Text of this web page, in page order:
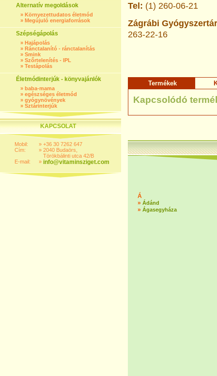
Alternatív megoldások
» Környezettudatos életmód
» Megújuló energiaforrások
Szépségápolás
» Hajápolás
» Ránctalanító - ránctalanítás
» Smink
» Szőrtelenítés - IPL
» Testápolás
Életmódinterjúk - könyvajánlók
» baba-mama
» egészséges életmód
» gyógynövények
» Sztárinterjúk
KAPCSOLAT
Mobil:
Cím:
E-mail:
»
»
»
+36 30 7262 647
2040 Budaörs,
Törökbálinti utca 42/B
info@vitaminsziget.com
Tel: (1) 260-06-21
Zágrábi
263-22-16
Termékek
Kapcsolódó
Á
» Ádánd
» Ágasegyháza